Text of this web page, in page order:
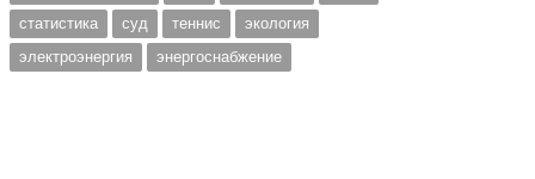
статистика
суд теннис
экология
электроэнергия
энергоснабжение